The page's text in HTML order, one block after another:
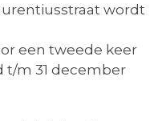
wordt
een tweede keer
t/m 31 december